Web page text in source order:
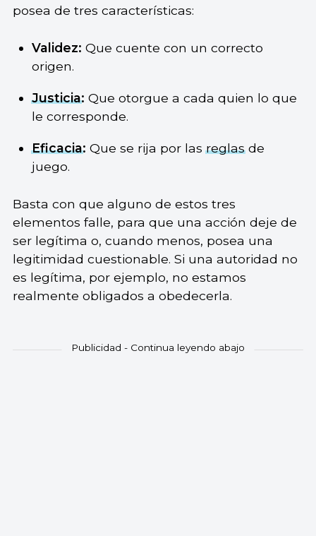
posea de tres características:
Validez: Que cuente con un correcto
origen.
Justicia: Que otorgue a cada quien lo que
le corresponde.
Eficacia: Que se rija por lasreglasde
juego.
Basta con que alguno de estos tres
elementos falle, para que una acción deje de
ser legítima o, cuando menos, posea una
legitimidad cuestionable. Si una autoridad no
es legítima, por ejemplo, no estamos
realmente obligados a obedecerla.